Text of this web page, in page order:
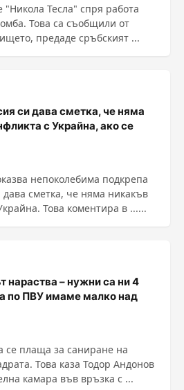
"Никола Тесла" спря работа
Това са съобщили от
предаде сръбският ...
си дава сметка, че няма
с Украйна, ако се
непоколебима подкрепа
сметка, че няма никакъв
Това коментира в ......
нараства – нужни са ни 4
по ПВУ имаме малко над
се плаща за саниране на
Това каза Тодор Андонов
камара във връзка с ...